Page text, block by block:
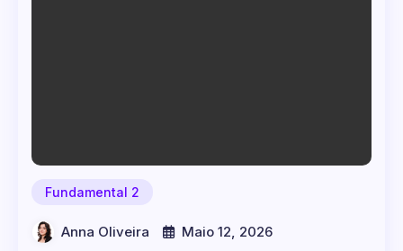
Fundamental 2
Anna Oliveira Maio 12, 2026